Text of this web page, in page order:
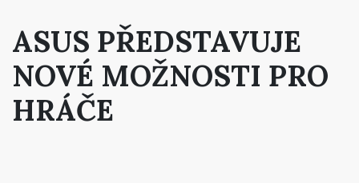
ASUS PŘEDSTAVUJE
NOVÉ MOŽNOSTI PRO
HRÁČE